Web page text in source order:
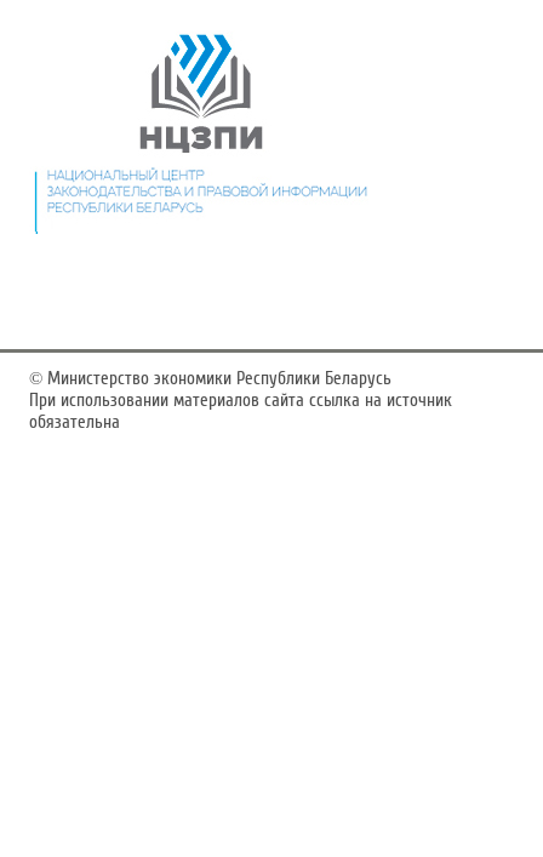
© Министерство экономики Республики Беларусь
При использовании материалов сайта ссылка на источник
обязательна